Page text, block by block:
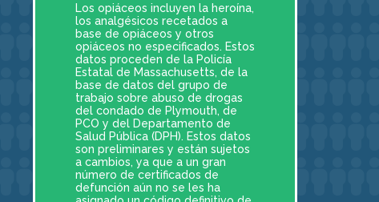
Los opiáceos incluyen la heroína,
los analgésicos recetados a
base de opiáceos y otros
opiáceos no especificados. Estos
datos proceden de la Policía
Estatal de Massachusetts, de la
base de datos del grupo de
trabajo sobre abuso de drogas
del condado de Plymouth, de
PCO y del Departamento de
Salud Pública (DPH). Estos datos
son preliminares y están sujetos
a cambios, ya que a un gran
número de certificados de
defunción aún no se les ha